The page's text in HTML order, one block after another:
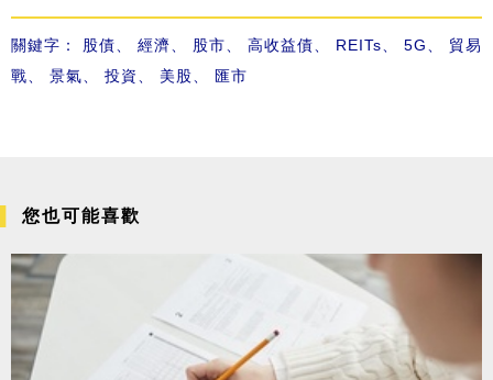
關鍵字： 股債 經濟 股市 高收益債 REITs 5G
貿易
戰
景氣 投資 美股 匯市
您也可能喜歡